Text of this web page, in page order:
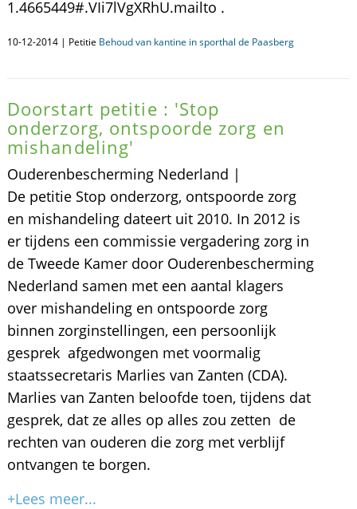
1.4665449#.VIi7lVgXRhU.mailto .
10-12-2014 | Petitie Behoud van kantine in sporthal de Paasberg
Doorstart petitie : 'Stop
onderzorg, ontspoorde zorg en
mishandeling'
Ouderenbescherming Nederland |
De petitie Stop onderzorg, ontspoorde zorg
en mishandeling dateert uit 2010. In 2012 is
er tijdens een commissie vergadering zorg in
de Tweede Kamer door Ouderenbescherming
Nederland samen met een aantal klagers
over mishandeling en ontspoorde zorg
binnen zorginstellingen, een persoonlijk
gesprek afgedwongen met voormalig
staatssecretaris Marlies van Zanten (CDA).
Marlies van Zanten beloofde toen, tijdens dat
gesprek, dat ze alles op alles zou zetten de
rechten van ouderen die zorg met verblijf
ontvangen te borgen.
+Lees meer...